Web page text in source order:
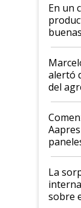
En un
más
alertó
del
"No
las
años"
todas
La
sobre